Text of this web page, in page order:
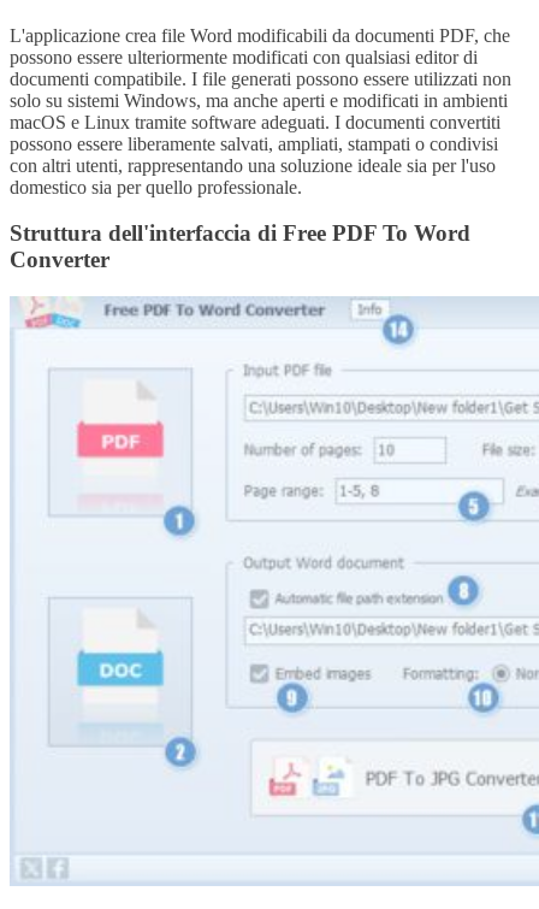
L'applicazione crea file Word modificabili da documenti PDF, che
possono essere ulteriormente modificati con qualsiasi editor di
documenti compatibile. I file generati possono essere utilizzati non
solo su sistemi Windows, ma anche aperti e modificati in ambienti
macOS e Linux tramite software adeguati. I documenti convertiti
possono essere liberamente salvati, ampliati, stampati o condivisi
con altri utenti, rappresentando una soluzione ideale sia per l'uso
domestico sia per quello professionale.
Struttura dell'interfaccia di Free PDF To Word
Converter